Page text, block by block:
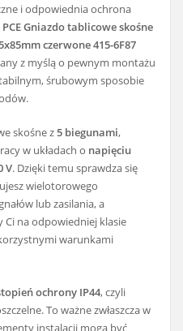
i odpowiednia ochrona
PCE Gniazdo tablicowe skośne
czerwone 415-6F87
z myślą o pewnym montażu
śrubowym sposobie
skośne z5 biegunami,
w układach o napięciu
V. Dzięki temu sprawdza się
wielotorowego
lub zasilania, a
Ci na odpowiedniej klasie
warunkami
ochrony IP44, czyli
To ważne zwłaszcza w
instalacji mogą być